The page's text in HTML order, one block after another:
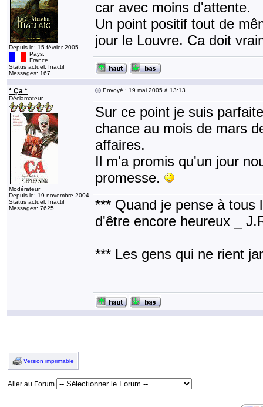
Depuis le: 15 février 2005
Pays:
France
Status actuel: Inactif
Messages: 167
car avec moins d'attente.
Un point positif tout de
jour le Louvre. Ca doit
* Ça *
Déclamateur
Modérateur
Depuis le: 19 novembre 2004
Status actuel: Inactif
Messages: 7625
Envoyé : 19 mai 2005 à 13:13
Sur ce point je suis
chance au mois de mars
affaires.
Il m'a promis qu'un jour
promesse.
*** Quand je pense à tous
d'être encore heureux _
*** Les gens qui ne rient
Version imprimable
Aller au Forum